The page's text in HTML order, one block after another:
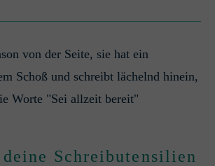
Schreibutensilien